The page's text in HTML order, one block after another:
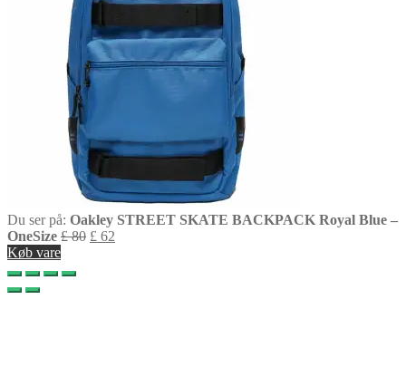
Du ser på: Oakley STREET SKATE BACKPACK Royal Blue –
OneSize £80 £ 62
Køb vare